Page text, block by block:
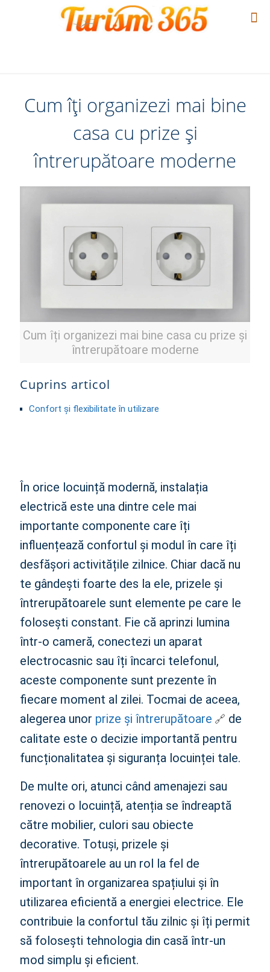
Cum îți organizezi mai bine
casa cu prize și
întrerupătoare moderne
Cum îți organizezi mai bine casa cu prize și
întrerupătoare moderne
Cuprins articol
Confort și flexibilitate în utilizare
În orice locuință modernă, instalația
electrică este una dintre cele mai
importante componente care îți
influențează confortul și modul în care îți
desfășori activitățile zilnice. Chiar dacă nu
te gândești foarte des la ele, prizele și
întrerupătoarele sunt elemente pe care le
folosești constant. Fie că aprinzi lumina
într-o cameră, conectezi un aparat
electrocasnic sau îți încarci telefonul,
aceste componente sunt prezente în
fiecare moment al zilei. Tocmai de aceea,
alegerea unor prize și întrerupătoare
de
calitate este o decizie importantă pentru
funcționalitatea și siguranța locuinței tale.
De multe ori, atunci când amenajezi sau
renovezi o locuință, atenția se îndreaptă
către mobilier, culori sau obiecte
decorative. Totuși, prizele și
întrerupătoarele au un rol la fel de
important în organizarea spațiului și în
utilizarea eficientă a energiei electrice. Ele
contribuie la confortul tău zilnic și îți permit
să folosești tehnologia din casă într-un
mod simplu și eficient.